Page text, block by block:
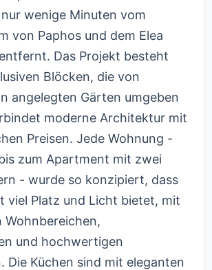
wenige Minuten vom
von Paphos und dem Elea
Das Projekt besteht
Blöcken, die von
angelegten Gärten umgeben
moderne Architektur mit
Preisen. Jede Wohnung -
zum Apartment mit zwei
- wurde so konzipiert, dass
viel Platz und Licht bietet, mit
Wohnbereichen,
und hochwertigen
Die Küchen sind mit eleganten